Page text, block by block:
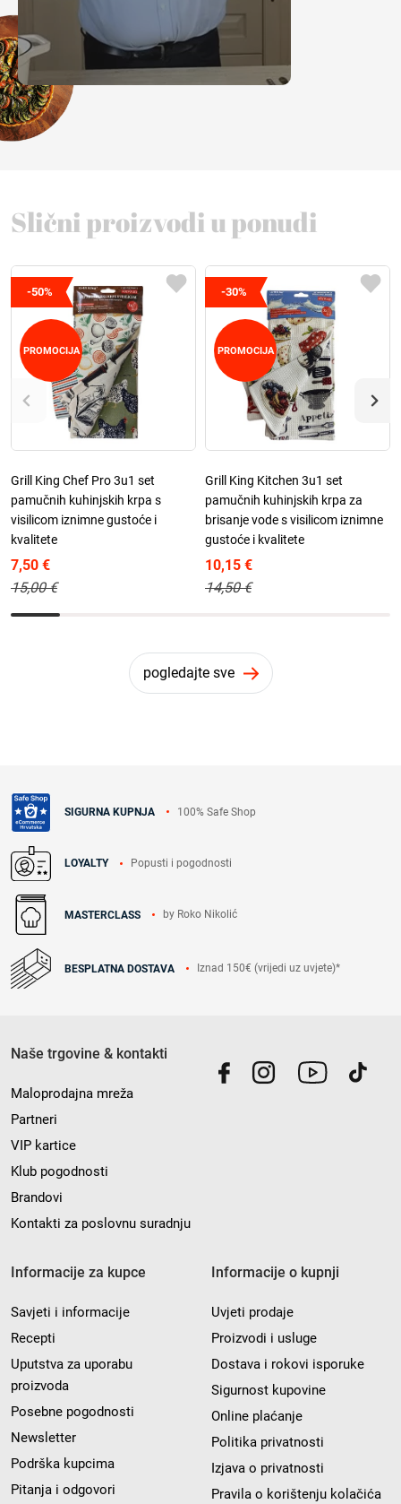
Slični proizvodi u ponudi
-50%
PROMOCIJA
Grill King Chef Pro 3u1 set
pamučnih kuhinjskih krpa s
visilicom iznimne gustoće i
kvalitete
7,50 €
15,00 €
-30%
PROMOCIJA
Grill King Kitchen 3u1 set
pamučnih kuhinjskih krpa za
brisanje vode s visilicom iznimne
gustoće i kvalitete
10,15 €
14,50 €
pogledajte sve
SIGURNA KUPNJA 100% Safe Shop
LOYALTY Popusti i pogodnosti
MASTERCLASS by Roko Nikolić
BESPLATNA DOSTAVA Iznad 150€ (vrijedi uz uvjete)*
Naše trgovine & kontakti
Maloprodajna mreža
Partneri
VIP kartice
Klub pogodnosti
Brandovi
Kontakti za poslovnu suradnju
Informacije za kupce
Savjeti i informacije
Recepti
Uputstva za uporabu
proizvoda
Posebne pogodnosti
Newsletter
Podrška kupcima
Pitanja i odgovori
Informacije o kupnji
Uvjeti prodaje
Proizvodi i usluge
Dostava i rokovi isporuke
Sigurnost kupovine
Online plaćanje
Politika privatnosti
Izjava o privatnosti
Pravila o korištenju kolačića